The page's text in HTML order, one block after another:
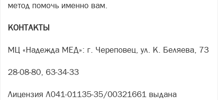
метод помочь именно вам.
КОНТАКТЫ
МЦ «Надежда МЕД»: г. Череповец, ул. К. Беляева, 73
28-08-80, 63-34-33
Лицензия Л041-01135-35/00321661 выдана